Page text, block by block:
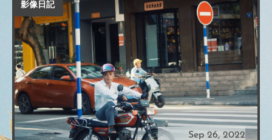
Sep 26, 2022
影像日記